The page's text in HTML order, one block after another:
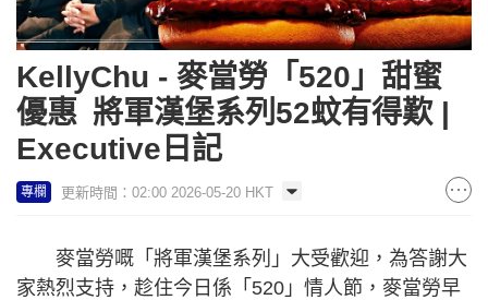
KellyChu - 麥當勞「520」甜蜜
優惠 將軍漢堡系列52蚊有得歎 |
Executive日記
專欄 更新時間：02:00 2026-05-20 HKT
麥當勞嘅「將軍漢堡系列」大受歡迎，為答謝大
家熱烈支持，趁住今日係「520」情人節，麥當勞早